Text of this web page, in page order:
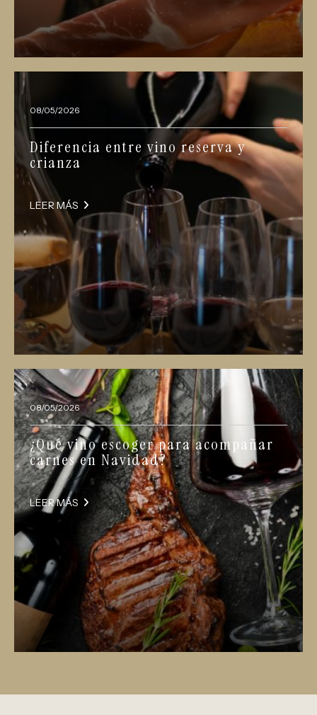
08/05/2026
Diferencia entre vino reserva y
crianza
LEER MÁS
08/05/2026
¿Qué vino escoger para acompañar
carnes en Navidad?
LEER MÁS